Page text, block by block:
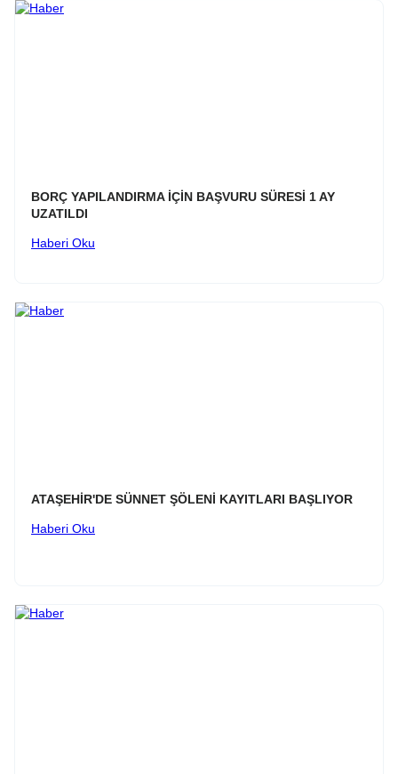
BORÇ YAPILANDIRMA İÇİN BAŞVURU SÜRESİ 1 AY
UZATILDI
Haberi Oku
ATAŞEHİR'DE SÜNNET ŞÖLENİ KAYITLARI BAŞLIYOR
Haberi Oku